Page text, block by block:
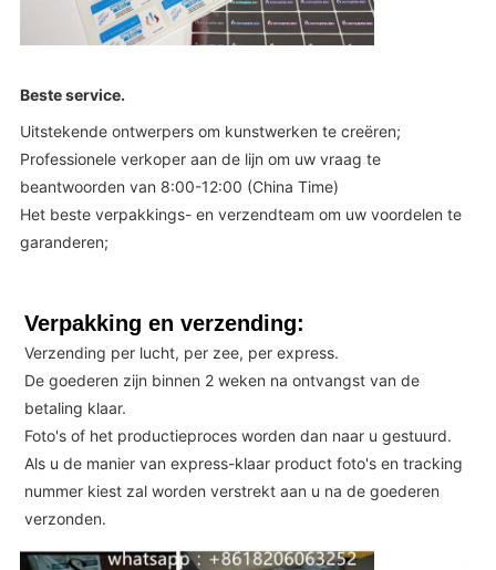
Beste service.
Uitstekende ontwerpers om kunstwerken te creëren;
Professionele verkoper aan de lijn om uw vraag te
beantwoorden van 8:00-12:00 (China Time)
Het beste verpakkings- en verzendteam om uw voordelen te
garanderen;
Verpakking en verzending:
Verzending per lucht, per zee, per express.
De goederen zijn binnen 2 weken na ontvangst van de
betaling klaar.
Foto's of het productieproces worden dan naar u gestuurd.
Als u de manier van express-klaar product foto's en tracking
nummer kiest zal worden verstrekt aan u na de goederen
verzonden.